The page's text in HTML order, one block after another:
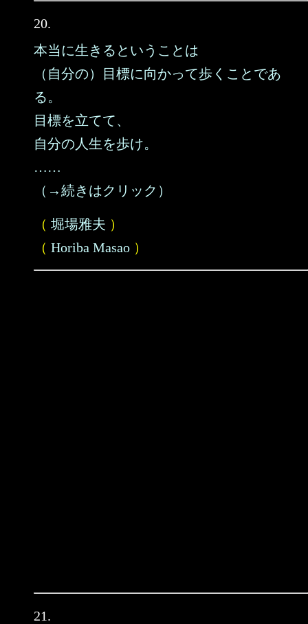
20.
本当に生きるということは
（自分の）目標に向かって歩くことであ
る。
目標を立てて、
自分の人生を歩け。
……
（→続きはクリック）
（ 堀場雅夫 ）
（ Horiba Masao ）
21.